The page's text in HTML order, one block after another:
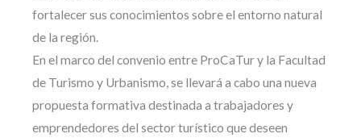
fortalecer sus conocimientos sobre el entorno natural
de la región.
En el marco del convenio entre ProCaTur y la Facultad
de Turismo y Urbanismo, se llevará a cabo una nueva
propuesta formativa destinada a trabajadores y
emprendedores del sector turístico que deseen